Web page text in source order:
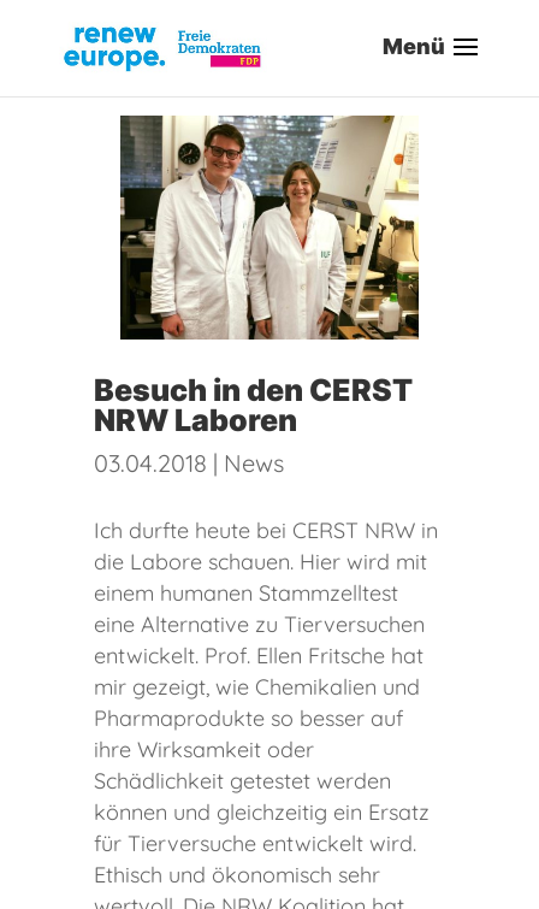
Besuch in den CERST
NRW Laboren
03.04.2018 | News
Ich durfte heute bei CERST NRW in
die Labore schauen. Hier wird mit
einem humanen Stammzelltest
eine Alternative zu Tierversuchen
entwickelt. Prof. Ellen Fritsche hat
mir gezeigt, wie Chemikalien und
Pharmaprodukte so besser auf
ihre Wirksamkeit oder
Schädlichkeit getestet werden
können und gleichzeitig ein Ersatz
für Tierversuche entwickelt wird.
Ethisch und ökonomisch sehr